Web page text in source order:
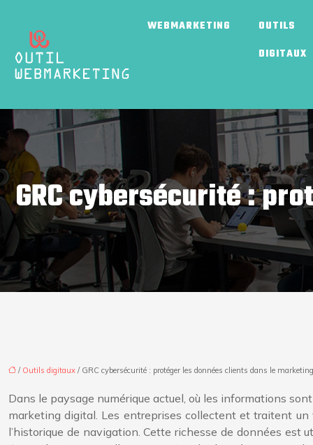
WEBMARKETING
OUTILS
DIGITAUX
GRC cybersécurité :
/ Outils digitaux / GRC cybersécurité : protéger les données clients dans le
Dans le paysage numérique actuel, où les informations
marketing digital. Les entreprises collectent et traitent
l’historique de navigation. Cette richesse de données est